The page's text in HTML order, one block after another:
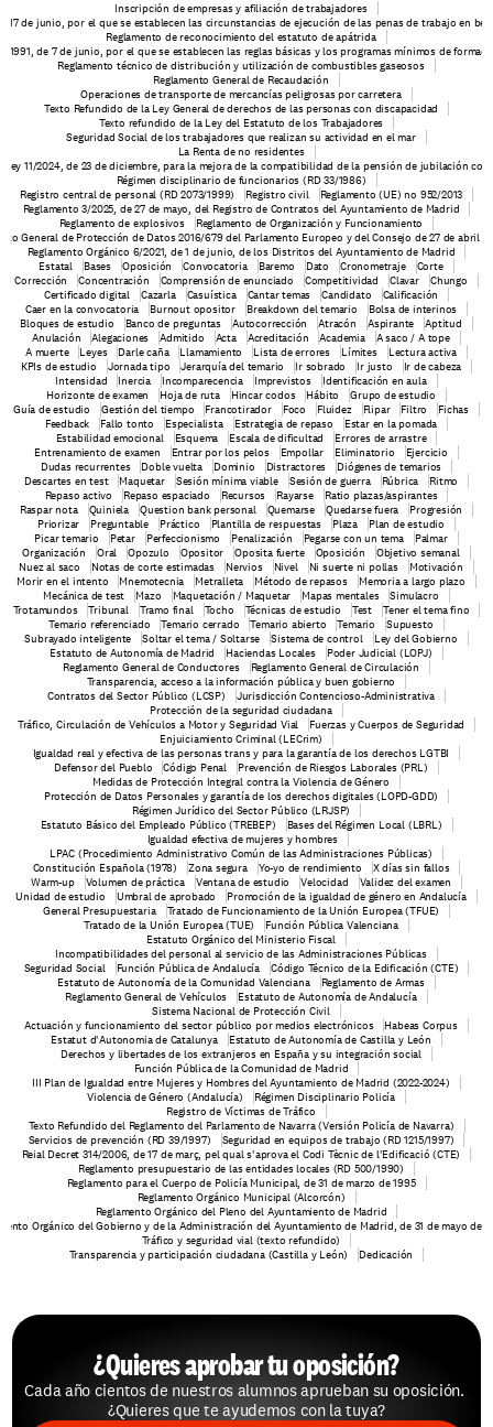
Inscripción de empresas y afiliación de trabajadores
17 de junio, por el que se establecen las circunstancias de ejecución de las penas de trabajo en
Reglamento de reconocimiento del estatuto de apátrida
1991, de 7 de junio, por el que se establecen las reglas básicas y los programas mínimos de
Reglamento técnico de distribución y utilización de combustibles gaseosos
Reglamento General de Recaudación
Operaciones de transporte de mercancías peligrosas por carretera
Texto Refundido de la Ley General de derechos de las personas con discapacidad
Texto refundido de la Ley del Estatuto de los Trabajadores
Seguridad Social de los trabajadores que realizan su actividad en el mar
La Renta de no residentes
ley 11/2024, de 23 de diciembre, para la mejora de la compatibilidad de la pensión de jubilación
Régimen disciplinario de funcionarios (RD 33/1986)
Registro central de personal (RD 2073/1999)
Registro civil
Reglamento (UE) no 952/2013
Reglamento 3/2025, de 27 de mayo, del Registro de Contratos del Ayuntamiento de Madrid
Reglamento de explosivos
Reglamento de Organización y Funcionamiento
General de Protección de Datos 2016/679 del Parlamento Europeo y del Consejo de 27 de abril
Reglamento Orgánico 6/2021, de 1 de junio, de los Distritos del Ayuntamiento de Madrid
Estatal
Bases Oposición Convocatoria Baremo Dato Cronometraje
Corte
Corrección
Concentración Comprensión de enunciado Competitividad Clavar
Chungo
Certificado digital
Cazarla Casuística Cantar temas Candidato
Calificación
Caer en la convocatoria
Burnout opositor Breakdown del temario
Bolsa de interinos
Bloques de estudio
Banco de preguntas Autocorrección Atracón Aspirante
Aptitud
Anulación
Alegaciones Admitido Acta Acreditación Academia
A saco / A tope
A muerte
Leyes Darle caña Llamamiento Lista de errores Límites
Lectura activa
KPIs de estudio
Jornada tipo Jerarquía del temario Ir sobrado Ir justo
Ir de cabeza
Intensidad
Inercia Incomparecencia Imprevistos
Identificación en aula
Horizonte de examen
Hoja de ruta Hincar codos Hábito
Grupo de estudio
Guía de estudio
Gestión del tiempo Francotirador Foco Fluidez Flipar Filtro
Fichas
Feedback
Fallo tonto Especialista Estrategia de repaso
Estar en la pomada
Estabilidad emocional
Esquema Escala de dificultad
Errores de arrastre
Entrenamiento de examen
Entrar por los pelos Empollar Eliminatorio
Ejercicio
Dudas recurrentes
Doble vuelta Dominio Distractores
Diógenes de temarios
Descartes en test
Maquetar Sesión mínima viable Sesión de guerra Rúbrica
Ritmo
Repaso activo
Repaso espaciado Recursos Rayarse
Ratio plazas/aspirantes
Raspar nota
Quiniela Question bank personal Quemarse Quedarse fuera
Progresión
Priorizar
Preguntable Práctico Plantilla de respuestas Plaza
Plan de estudio
Picar temario
Petar Perfeccionismo Penalización Pegarse con un tema
Palmar
Organización
Oral Opozulo Opositor Oposita fuerte Oposición
Objetivo semanal
Nuez al saco
Notas de corte estimadas Nervios Nivel Ni suerte ni pollas
Motivación
Morir en el intento
Mnemotecnia Metralleta Método de repasos
Memoria a largo plazo
Mecánica de test
Mazo Maquetación / Maquetar Mapas mentales
Simulacro
Trotamundos
Tribunal Tramo final Tocho Técnicas de estudio Test
Tener el tema fino
Temario referenciado
Temario cerrado Temario abierto Temario
Supuesto
Subrayado inteligente
Soltar el tema / Soltarse Sistema de control
Ley del Gobierno
Estatuto de Autonomía de Madrid
Haciendas Locales
Poder Judicial (LOPJ)
Reglamento General de Conductores
Reglamento General de Circulación
Transparencia, acceso a la información pública y buen gobierno
Contratos del Sector Público (LCSP)
Jurisdicción Contencioso-Administrativa
Protección de la seguridad ciudadana
Tráfico, Circulación de Vehículos a Motor y Seguridad Vial
Fuerzas y Cuerpos de Seguridad
Enjuiciamiento Criminal (LECrim)
Igualdad real y efectiva de las personas trans y para la garantía de los derechos LGTBI
Defensor del Pueblo
Código Penal
Prevención de Riesgos Laborales (PRL)
Medidas de Protección Integral contra la Violencia de Género
Protección de Datos Personales y garantía de los derechos digitales (LOPD-GDD)
Régimen Jurídico del Sector Público (LRJSP)
Estatuto Básico del Empleado Público (TREBEP)
Bases del Régimen Local (LBRL)
Igualdad efectiva de mujeres y hombres
LPAC (Procedimiento Administrativo Común de las Administraciones Públicas)
Constitución Española (1978)
Zona segura Yo-yo de rendimiento
X días sin fallos
Warm-up
Volumen de práctica Ventana de estudio Velocidad
Validez del examen
Unidad de estudio
Umbral de aprobado
Promoción de la igualdad de género en Andalucía
General Presupuestaria
Tratado de Funcionamiento de la Unión Europea (TFUE)
Tratado de la Unión Europea (TUE)
Función Pública Valenciana
Estatuto Orgánico del Ministerio Fiscal
Incompatibilidades del personal al servicio de las Administraciones Públicas
Seguridad Social
Función Pública de Andalucía
Código Técnico de la Edificación (CTE)
Estatuto de Autonomía de la Comunidad Valenciana
Reglamento de Armas
Reglamento General de Vehículos
Estatuto de Autonomía de Andalucía
Sistema Nacional de Protección Civil
Actuación y funcionamiento del sector público por medios electrónicos
Habeas Corpus
Estatut d'Autonomia de Catalunya
Estatuto de Autonomía de Castilla y León
Derechos y libertades de los extranjeros en España y su integración social
Función Pública de la Comunidad de Madrid
III Plan de Igualdad entre Mujeres y Hombres del Ayuntamiento de Madrid (2022-2024)
Violencia de Género (Andalucía)
Régimen Disciplinario Policía
Registro de Víctimas de Tráfico
Texto Refundido del Reglamento del Parlamento de Navarra (Versión Policía de Navarra)
Servicios de prevención (RD 39/1997)
Seguridad en equipos de trabajo (RD 1215/1997)
Reial Decret 314/2006, de 17 de març, pel qual s'aprova el Codi Tècnic de l'Edificació (CTE)
Reglamento presupuestario de las entidades locales (RD 500/1990)
Reglamento para el Cuerpo de Policía Municipal, de 31 de marzo de 1995
Reglamento Orgánico Municipal (Alcorcón)
Reglamento Orgánico del Pleno del Ayuntamiento de Madrid
Orgánico del Gobierno y de la Administración del Ayuntamiento de Madrid, de 31 de mayo de
Tráfico y seguridad vial (texto refundido)
Transparencia y participación ciudadana (Castilla y León)
Dedicación
¿Quieres aprobar tu oposición?
Cada año cientos de nuestros alumnos aprueban su oposición.
¿Quieres que te ayudemos con la tuya?